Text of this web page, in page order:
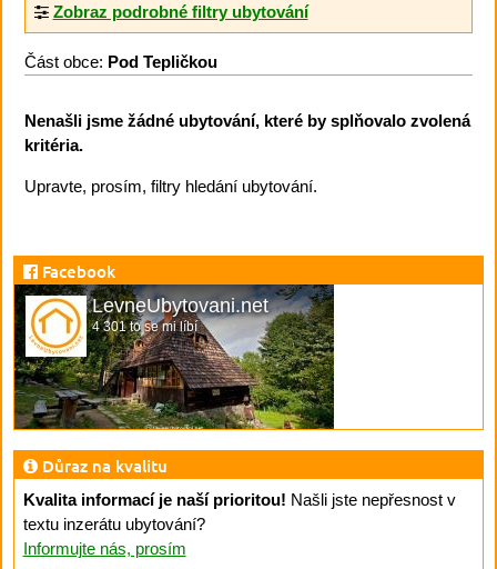
Zobraz podrobné filtry ubytování
Část obce: Pod Tepličkou
Nenašli jsme žádné ubytování, které by splňovalo zvolená
kritéria.
Upravte, prosím, filtry hledání ubytování.
Facebook
LevneUbytovani.net
4 301 to se mi líbí
Důraz na kvalitu
Kvalita informací je naší prioritou! Našli jste nepřesnost v
textu inzerátu ubytování?
Informujte nás, prosím